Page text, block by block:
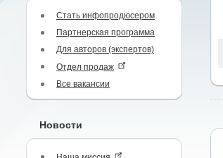
Стать инфопродюсером
Партнерская программа
Для авторов (экспертов)
Отдел продаж
Все вакансии
Новости